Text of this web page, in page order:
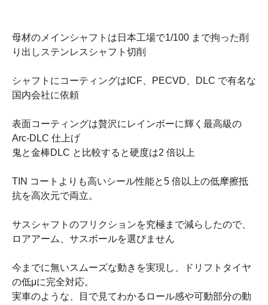
母材のメインシャフトは日本工場で1/100 まで拘った削
り出しステンレスシャフト切削
シャフトにコーティングはICF、PECVD、DLC で有名な
国内会社に依頼
表面コーティングは贅沢にレインボーに輝く最高級の
Arc-DLC 仕上げ
鬼と金棒DLC と比較すると硬度は2 倍以上
TIN コートよりも高いシール性能と5 倍以上の低摩擦抵
抗を高次元で両立。
サスシャフトのフリクションを究極まで減らしたので、
ロアアーム、サスボールを選びません
今までに無いスムーズな動きを実現し、ドリフトタイヤ
の低μに完全対応。
実車のような、目で見てわかるロール感や可動部分の動